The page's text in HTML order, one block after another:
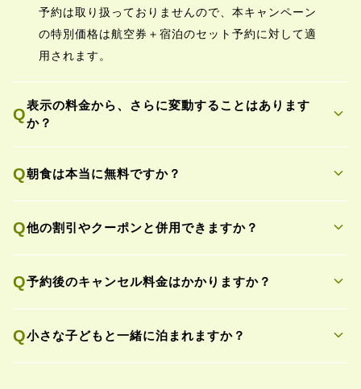
予約は取り扱っておりませんので、本キャンペーン
の特別価格は航空券＋宿泊のセット予約に対して適
用されます。
Q表示の料金から、さらに変動することはあります
か？
expand_more
Q朝食は本当に無料ですか？ expand_more
Q他の割引やクーポンと併用できますか？ expand_more
Q予約後のキャンセル料金はかかりますか？ expand_more
Q小さな子どもと一緒に泊まれますか？ expand_more